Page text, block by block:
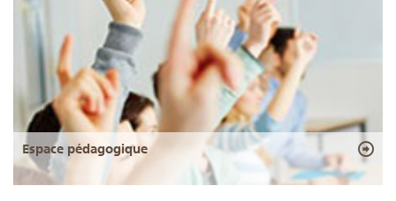
Espace pédagogique